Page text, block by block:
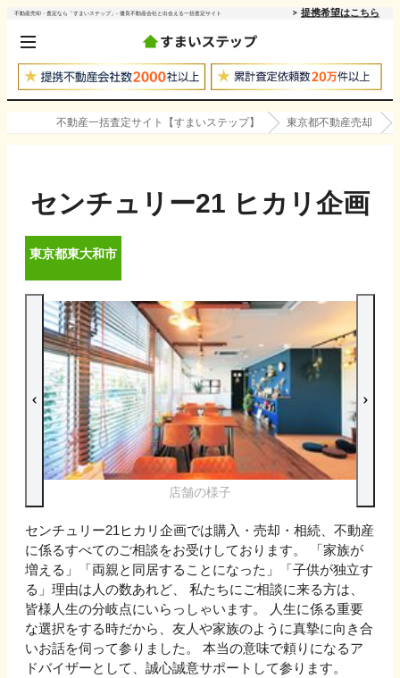
不動産売却・査定なら「すまいステップ」- 優良不動産会社と出会える一括査定サイト 提携希望はこちら
不動産一括査定サイト【すまいステップ】 東京都不動産売却
センチュリー21 ヒカリ企画
東京都東大和市
店舗の様子
センチュリー21ヒカリ企画では購入・売却・相続、不動産
に係るすべてのご相談をお受けしております。 「家族が
増える」「両親と同居することになった」「子供が独立す
る」理由は人の数あれど、 私たちにご相談に来る方は、
皆様人生の分岐点にいらっしゃいます。 人生に係る重要
な選択をする時だから、友人や家族のように真摯に向き合
いお話を伺って参りました。 本当の意味で頼りになるア
ドバイザーとして、誠心誠意サポートして参ります。